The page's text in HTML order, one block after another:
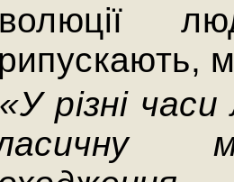
«У різні